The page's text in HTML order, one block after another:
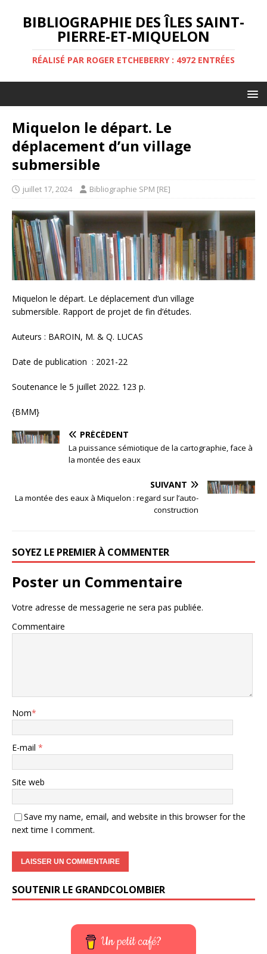
BIBLIOGRAPHIE DES ÎLES SAINT-
PIERRE-ET-MIQUELON
RÉALISÉ PAR ROGER ETCHEBERRY : 4972 ENTRÉES
Miquelon le départ. Le
déplacement d’un village
submersible
juillet 17, 2024 Bibliographie SPM [RE]
Miquelon le départ. Le déplacement d’un village
submersible. Rapport de projet de fin d’études.
Auteurs : BAROIN, M. & Q. LUCAS
Date de publication : 2021-22
Soutenance le 5 juillet 2022. 123 p.
{BMM}
PRÉCÉDENT
La puissance sémiotique de la cartographie, face à
la montée des eaux
SUIVANT
La montée des eaux à Miquelon : regard sur l’auto-
construction
SOYEZ LE PREMIER À COMMENTER
Poster un Commentaire
Votre adresse de messagerie ne sera pas publiée.
Commentaire
Nom*
E-mail *
Site web
Save my name, email, and website in this browser for the
next time I comment.
SOUTENIR LE GRANDCOLOMBIER
Un petit café?